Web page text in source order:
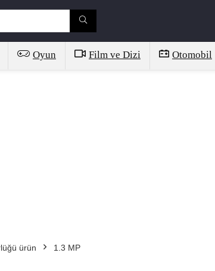
Oyun Film ve Dizi Otomobil
ürün 1.3 MP